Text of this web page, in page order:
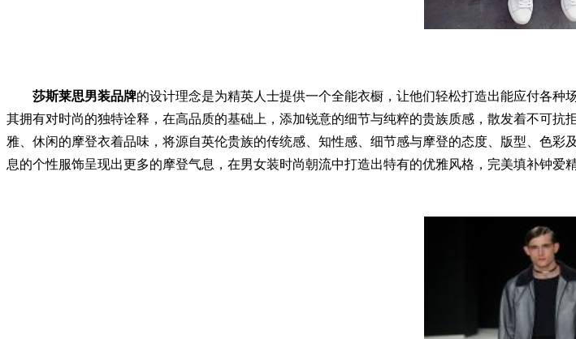
莎斯莱思男装品牌的设计理念是为精英人士提供一个全能衣橱，让他们轻松打造出能应付各种
其拥有对时尚的独特诠释，在高品质的基础上，添加锐意的细节与纯粹的贵族质感，散发着不可
雅、休闲的摩登衣着品味，将源自英伦贵族的传统感、知性感、细节感与摩登的态度、版型、色
息的个性服饰呈现出更多的摩登气息，在男女装时尚朝流中打造出特有的优雅风格，完美填补钟爱